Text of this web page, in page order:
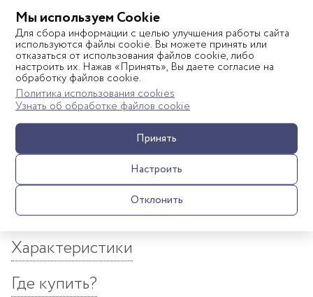
плита из гипоаллергенного, прекрасно сохраняющего
форму материала - Hollcon Plus. В качестве
настилочного материала с обеих сторон – кокосовая
койра, придающая матрасу жесткость. Оба наполнителя –
холлкон и латексированная кокосовая койра –
совершенно не впитывают влагу и запахи, не вызывают
выполнен из бязи (100% хлопок) с оригинальными
детскими рисунками. Модель рекомендуется детям от 0
Показать полностью
Характеристики
Где купить?
Мы используем Cookie
Для сбора информации с целью улучшения работы сайта
используются файлы cookie. Вы можете принять или
отказаться от использования файлов cookie, либо
настроить их. Нажав «Принять», Вы даете согласие на
обработку файлов cookie.
Политика использования cookies
Узнать об обработке файлов cookie
Принять
Настроить
Отклонить